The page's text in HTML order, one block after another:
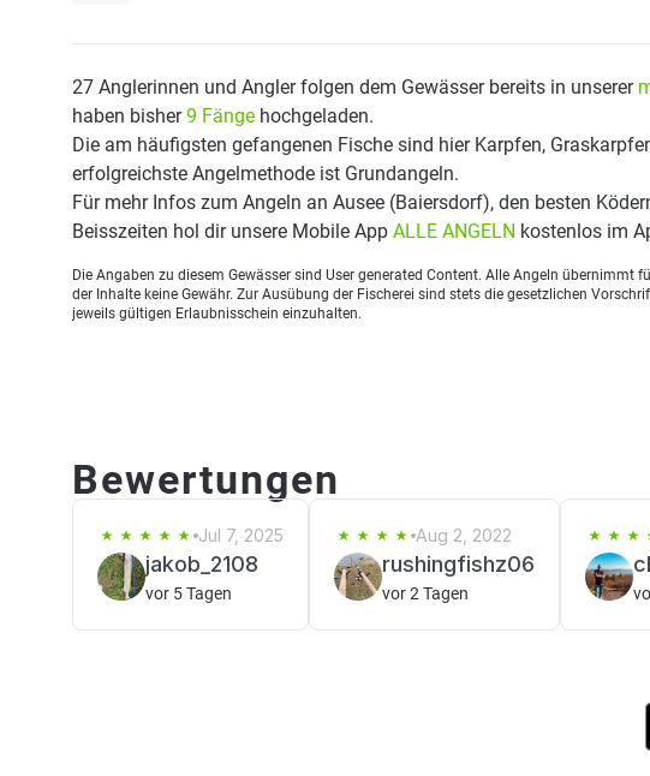
27 Anglerinnen und Angler folgen dem Gewässer bereits in unserer
haben bisher9 Fänge hochgeladen.
Die am häufigsten gefangenen Fische sind hier Karpfen,
erfolgreichste Angelmethode ist Grundangeln.
Für mehr Infos zum Angeln an Ausee (Baiersdorf), den besten
Beisszeiten hol dir unsere Mobile App ALLE ANGELN kostenlos im
Die Angaben zu diesem Gewässer sind User generated Content. Alle Angeln übernimmt
der Inhalte keine Gewähr. Zur Ausübung der Fischerei sind stets die gesetzlichen
jeweils gültigen Erlaubnisschein einzuhalten.
Bewertungen
Jul 7, 2025
jakob_2108
vor 5 Tagen
Aug 2, 2022
rushingfishz06
vor 2 Tagen